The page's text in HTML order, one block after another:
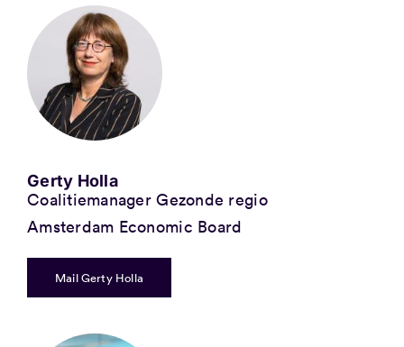
Gerty Holla
Coalitiemanager Gezonde regio
Amsterdam Economic Board
Mail Gerty Holla